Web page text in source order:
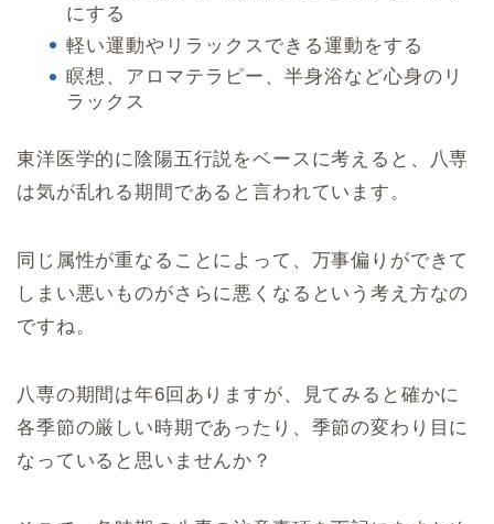
にする
軽い運動やリラックスできる運動をする
瞑想、アロマテラピー、半身浴など心身のリ
ラックス
東洋医学的に陰陽五行説をベースに考えると、八専
は気が乱れる期間であると言われています。
同じ属性が重なることによって、万事偏りができて
しまい悪いものがさらに悪くなるという考え方なの
ですね。
八専の期間は年6回ありますが、見てみると確かに
各季節の厳しい時期であったり、季節の変わり目に
なっていると思いませんか？